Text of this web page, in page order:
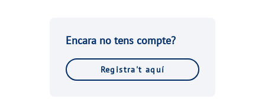
Encara no tens compte?
Registra't aquí